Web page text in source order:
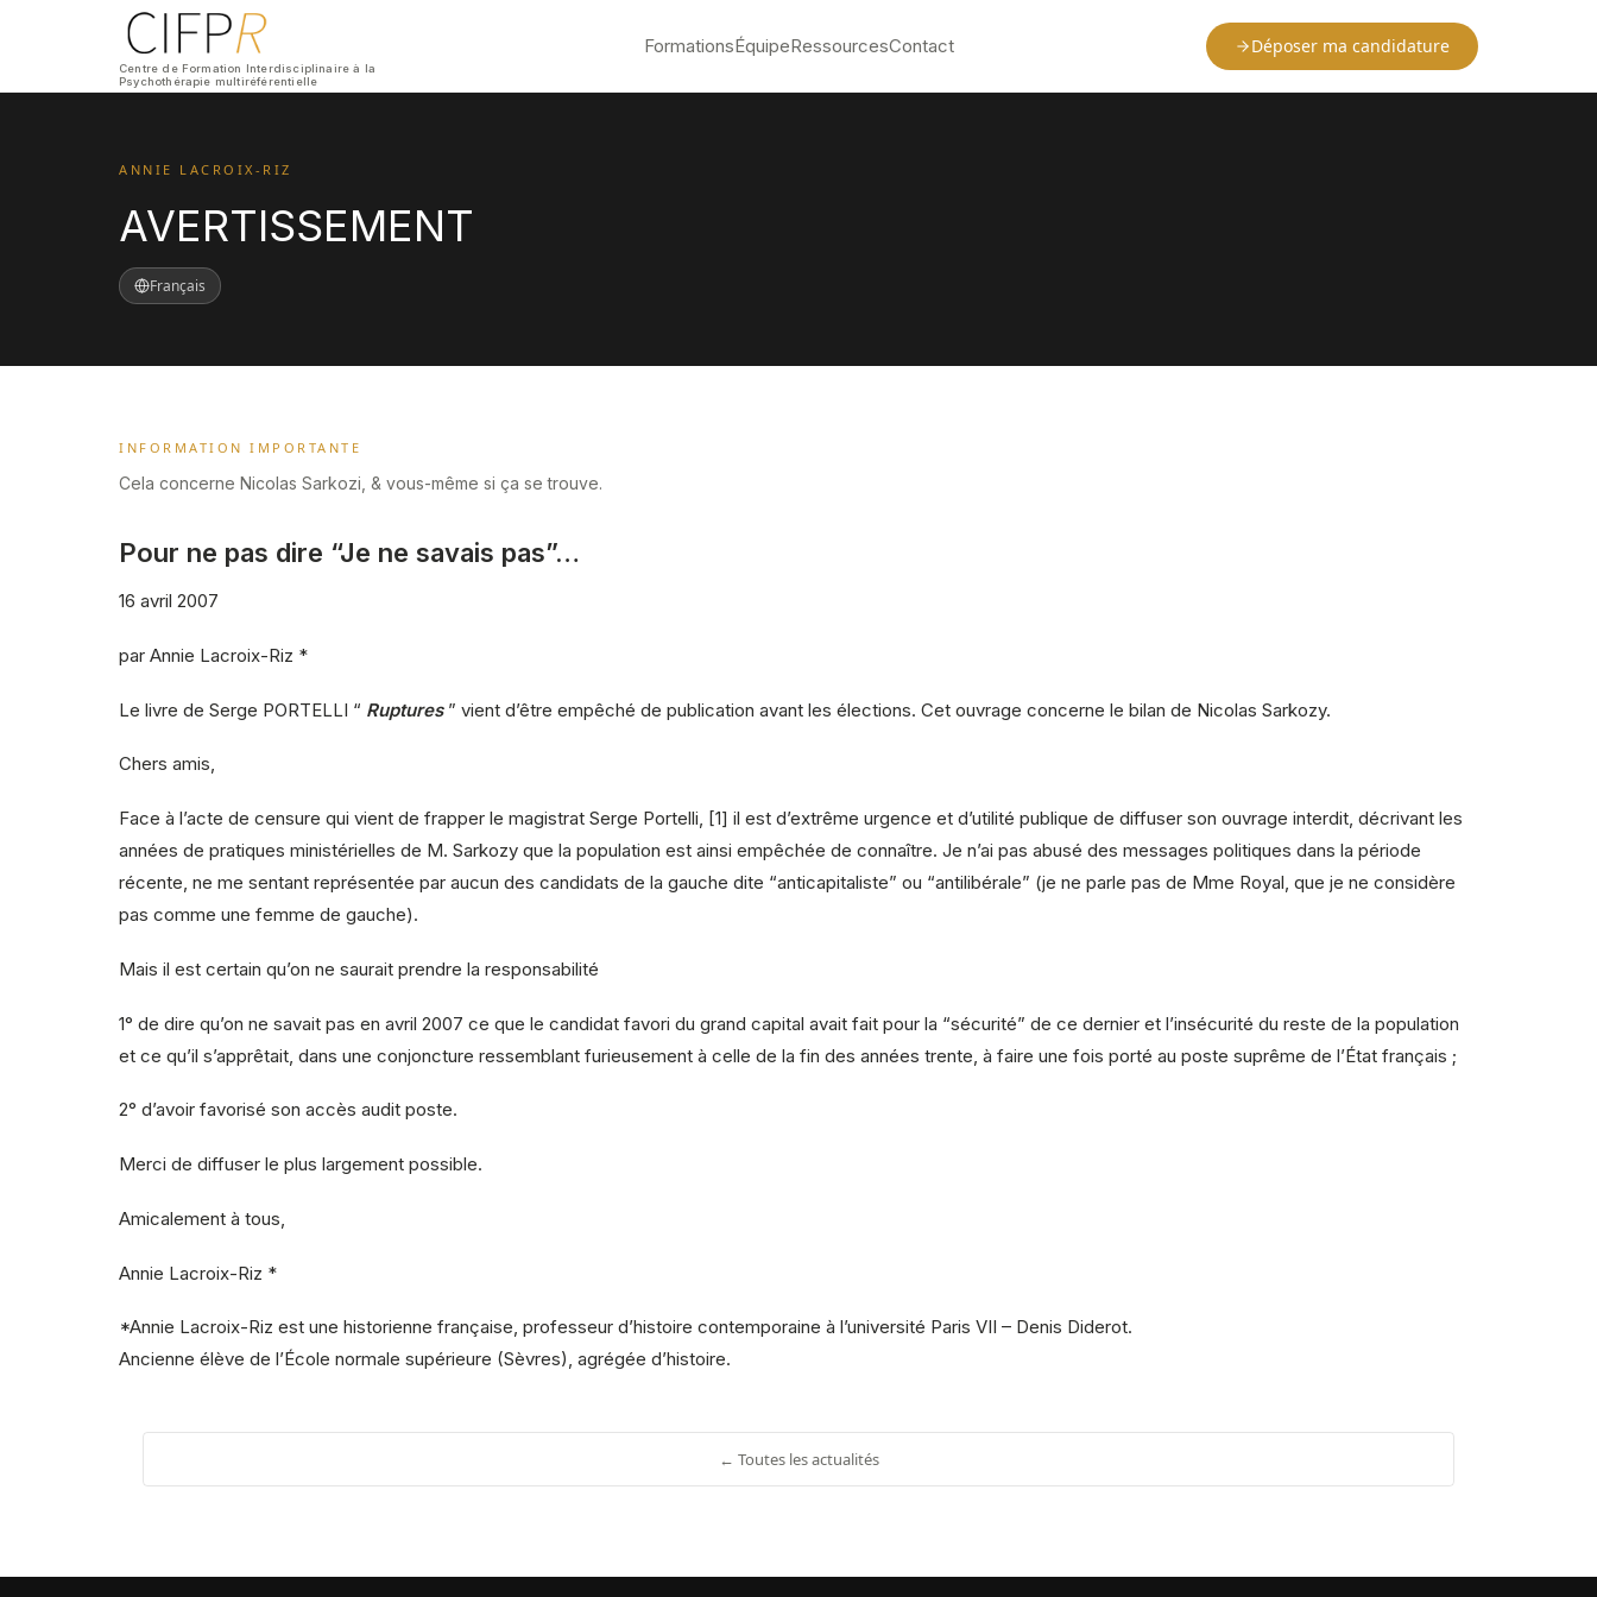
Centre de Formation Interdisciplinaire à la
Psychothérapie multiréférentielle
FormationsÉquipeRessourcesContact Déposer ma candidature
ANNIE LACROIX-RIZ
AVERTISSEMENT
Français
INFORMATION IMPORTANTE
Cela concerne Nicolas Sarkozi, & vous-même si ça se trouve.
Pour ne pas dire “Je ne savais pas”…
16 avril 2007
par Annie Lacroix-Riz *
Le livre de Serge PORTELLI “ Ruptures ” vient d’être empêché de publication avant les élections. Cet ouvrage concerne le bilan de Nicolas Sarkozy.
Chers amis,
Face à l’acte de censure qui vient de frapper le magistrat Serge Portelli, [1] il est d’extrême urgence et d’utilité publique de diffuser son ouvrage interdit, décrivant les
années de pratiques ministérielles de M. Sarkozy que la population est ainsi empêchée de connaître. Je n’ai pas abusé des messages politiques dans la période
récente, ne me sentant représentée par aucun des candidats de la gauche dite “anticapitaliste” ou “antilibérale” (je ne parle pas de Mme Royal, que je ne considère
pas comme une femme de gauche).
Mais il est certain qu’on ne saurait prendre la responsabilité
1° de dire qu’on ne savait pas en avril 2007 ce que le candidat favori du grand capital avait fait pour la “sécurité” de ce dernier et l’insécurité du reste de la population
et ce qu’il s’apprêtait, dans une conjoncture ressemblant furieusement à celle de la fin des années trente, à faire une fois porté au poste suprême de l’État français ;
2° d’avoir favorisé son accès audit poste.
Merci de diffuser le plus largement possible.
Amicalement à tous,
Annie Lacroix-Riz *
*Annie Lacroix-Riz est une historienne française, professeur d’histoire contemporaine à l’université Paris VII – Denis Diderot.
Ancienne élève de l’École normale supérieure (Sèvres), agrégée d’histoire.
← Toutes les actualités